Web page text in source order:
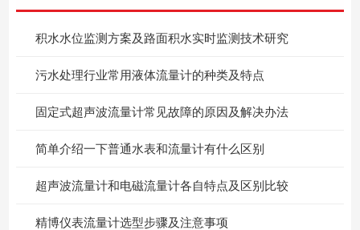
积水水位监测方案及路面积水实时监测技术研究
污水处理行业常用液体流量计的种类及特点
固定式超声波流量计常见故障的原因及解决办法
简单介绍一下普通水表和流量计有什么区别
超声波流量计和电磁流量计各自特点及区别比较
精博仪表流量计选型步骤及注意事项